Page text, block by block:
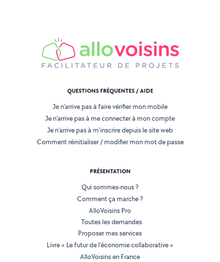
QUESTIONS FRÉQUENTES / AIDE
Je n'arrive pas à faire vérifier mon mobile
Je n'arrive pas à me connecter à mon compte
Je n'arrive pas à m'inscrire depuis le site web
Comment réinitialiser / modifier mon mot de passe
PRÉSENTATION
Qui sommes-nous ?
Comment ça marche ?
AlloVoisins Pro
Toutes les demandes
Proposer mes services
Livre « Le futur de l'économie collaborative »
AlloVoisins en France